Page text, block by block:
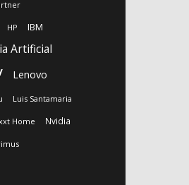
HP IBM
Artificial
Lenovo
Luis Santamaria
Home Nvidia